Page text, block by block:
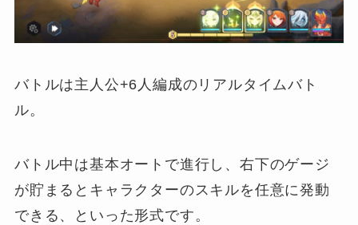
バトルは主人公+6人編成のリアルタイムバト
ル。
バトル中は基本オートで進行し、右下のゲージ
が貯まるとキャラクターのスキルを任意に発動
できる、といった形式です。